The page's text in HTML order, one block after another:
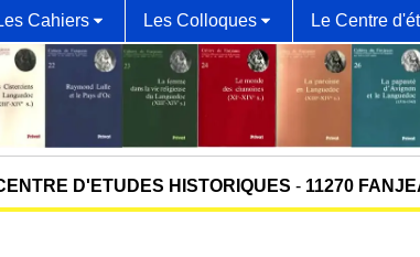
Cahiers Les Colloques Le Centre
D'ETUDES HISTORIQUES - 11270